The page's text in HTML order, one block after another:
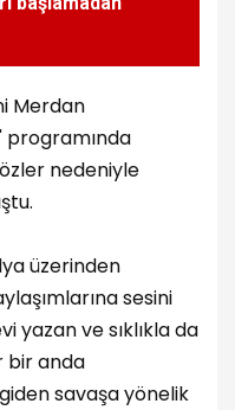
Merdan
programında
nedeniyle
üzerinden
sesini
yazan ve sıklıkla da
bir anda
savaşa yönelik